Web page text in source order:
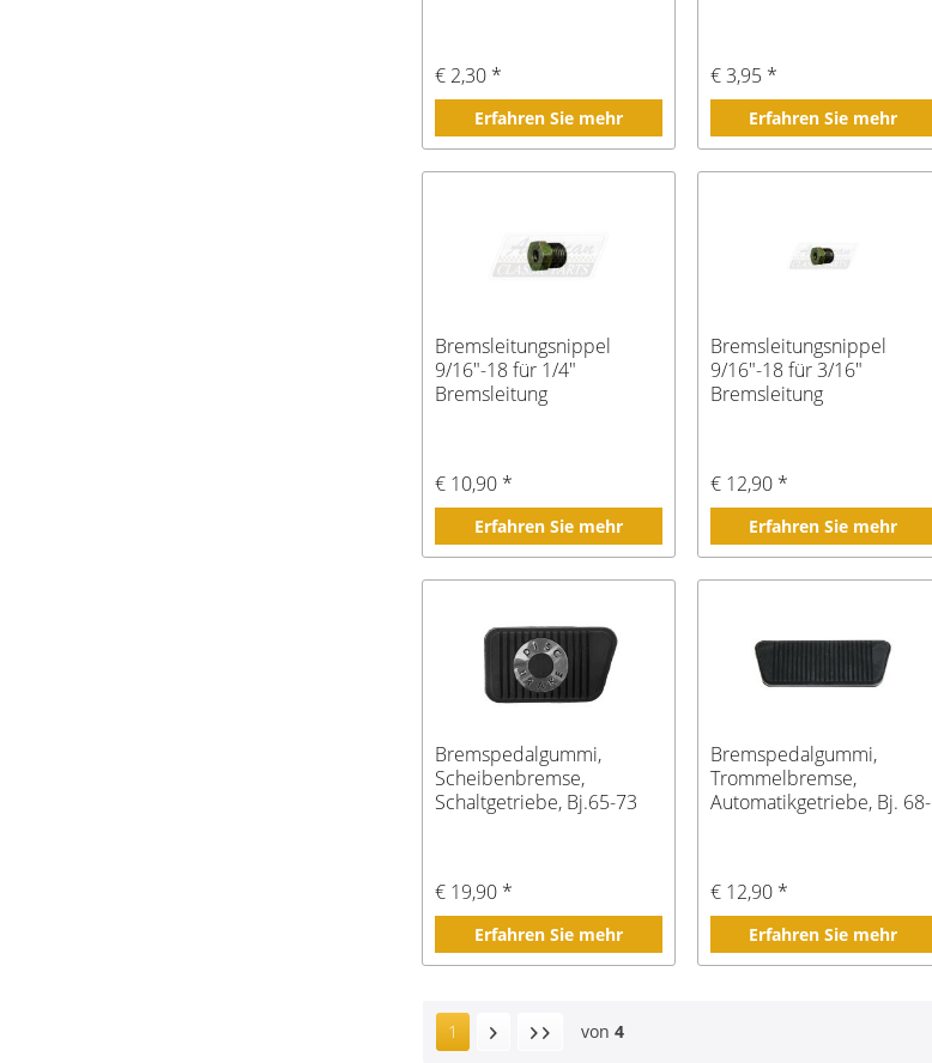
€ 2,30 *
Erfahren Sie mehr
€ 3,95 *
Erfahren Sie mehr
Bremsleitungsnippel
9/16"-18 für 1/4"
Bremsleitung
€ 10,90 *
Erfahren Sie mehr
Bremsleitungsnippel
9/16"-18 für 3/16"
Bremsleitung
€ 12,90 *
Erfahren Sie mehr
Bremspedalgummi,
Scheibenbremse,
Schaltgetriebe, Bj.65-73
€ 19,90 *
Erfahren Sie mehr
Bremspedalgummi,
Trommelbremse,
Automatikgetriebe, Bj. 68-
€ 12,90 *
Erfahren Sie mehr
1 von 4